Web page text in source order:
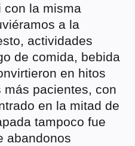
con la misma
a la
actividades
de comida, bebida
en hitos
pacientes, con
en la mitad de
tampoco fue
abandonos